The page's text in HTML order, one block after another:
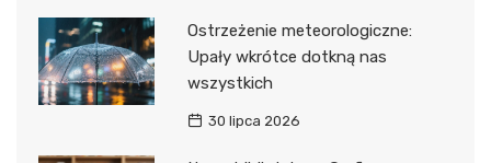
Ostrzeżenie meteorologiczne:
Upały wkrótce dotkną nas
wszystkich
30 lipca 2026